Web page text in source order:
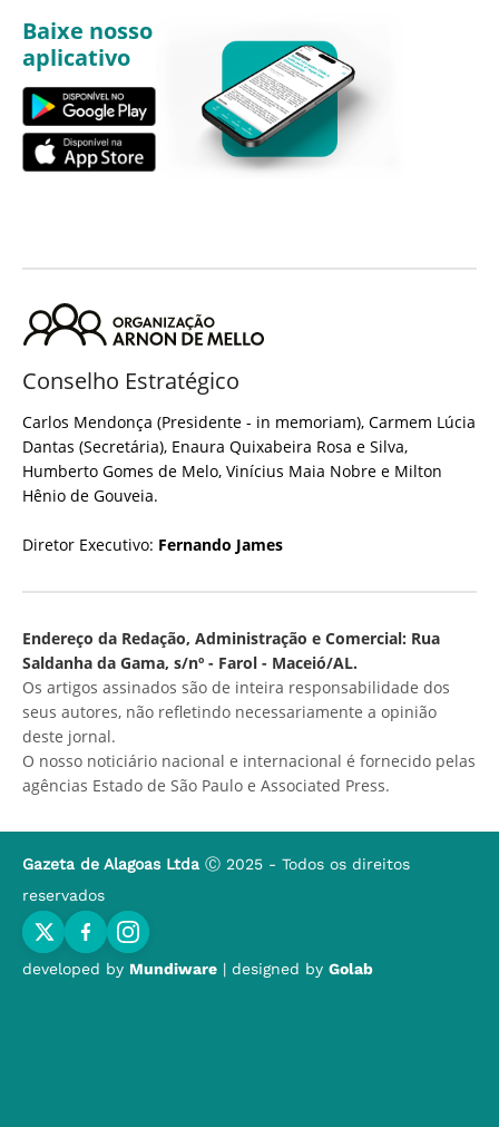
Baixe nosso
aplicativo
Conselho Estratégico
Carlos Mendonça (Presidente - in memoriam), Carmem Lúcia
Dantas (Secretária), Enaura Quixabeira Rosa e Silva,
Humberto Gomes de Melo, Vinícius Maia Nobre e Milton
Hênio de Gouveia.
Diretor Executivo: Fernando James
Endereço da Redação, Administração e Comercial: Rua
Saldanha da Gama, s/nº - Farol - Maceió/AL.
Os artigos assinados são de inteira responsabilidade dos
seus autores, não refletindo necessariamente a opinião
deste jornal.
O nosso noticiário nacional e internacional é fornecido pelas
agências Estado de São Paulo e Associated Press.
Gazeta de Alagoas Ltda Ⓒ 2025 - Todos os direitos
reservados
developed by Mundiware | designed by Golab